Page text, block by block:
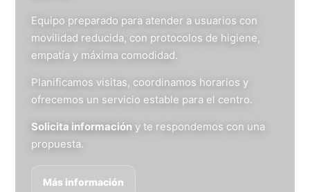
Equipo preparado para atender a usuarios con
movilidad reducida, con protocolos de higiene,
empatía y máxima comodidad.
Planificamos visitas, coordinamos horarios y
ofrecemos un servicio estable para el centro.
Solicita información y te respondemos con una
propuesta.
Más información